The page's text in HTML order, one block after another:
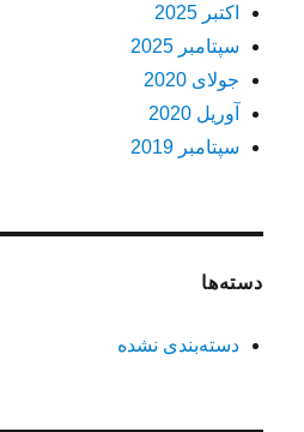
اکتبر 2025
سپتامبر 2025
جولای 2020
آوریل 2020
سپتامبر 2019
دسته‌ها
دسته‌بندی نشده